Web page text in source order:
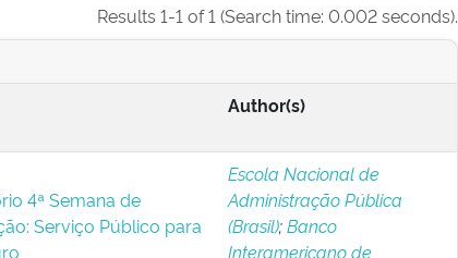
Results 1-1 of 1 (Search time: 0.002 seconds).
Author(s)
4ª Semana de
Serviço Público para
Escola Nacional de
Administração Pública
(Brasil);Banco
Interamericano de